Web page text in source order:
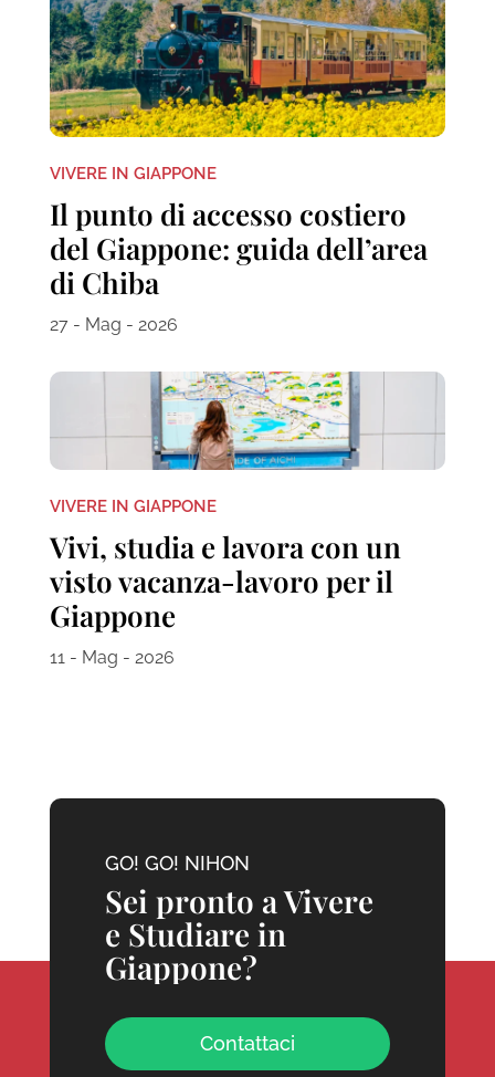
VIVERE IN GIAPPONE
Il punto di accesso costiero
del Giappone: guida dell’area
di Chiba
27 - Mag - 2026
VIVERE IN GIAPPONE
Vivi, studia e lavora con un
visto vacanza-lavoro per il
Giappone
11 - Mag - 2026
GO! GO! NIHON
Sei pronto a Vivere
e Studiare in
Giappone?
Contattaci